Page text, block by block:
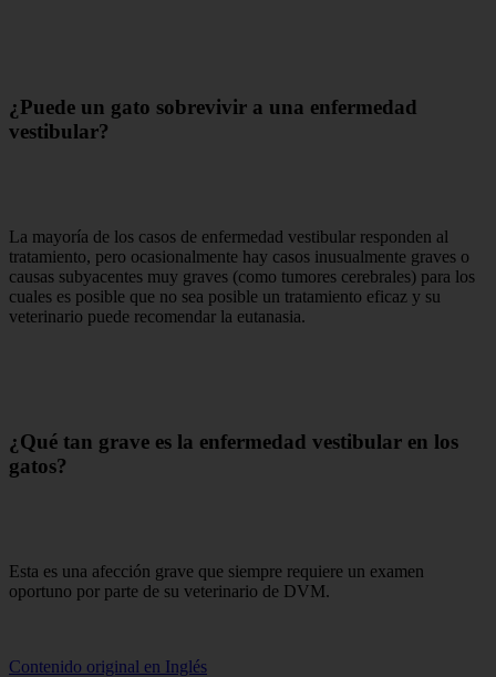
¿Puede un gato sobrevivir a una enfermedad
vestibular?
La mayoría de los casos de enfermedad vestibular responden al
tratamiento, pero ocasionalmente hay casos inusualmente graves o
causas subyacentes muy graves (como tumores cerebrales) para los
cuales es posible que no sea posible un tratamiento eficaz y su
veterinario puede recomendar la eutanasia.
¿Qué tan grave es la enfermedad vestibular en los
gatos?
Esta es una afección grave que siempre requiere un examen
oportuno por parte de su veterinario de DVM.
Contenido original en Inglés